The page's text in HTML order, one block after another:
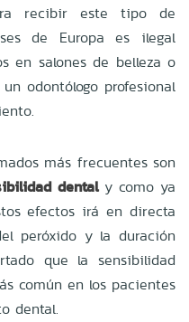
recibir este tipo de
de Europa es ilegal
en salones de belleza o
odontólogo profesional
más frecuentes son
dentaly como ya
efectos irá en directa
peróxido y la duración
que la sensibilidad
común en los pacientes
dental.